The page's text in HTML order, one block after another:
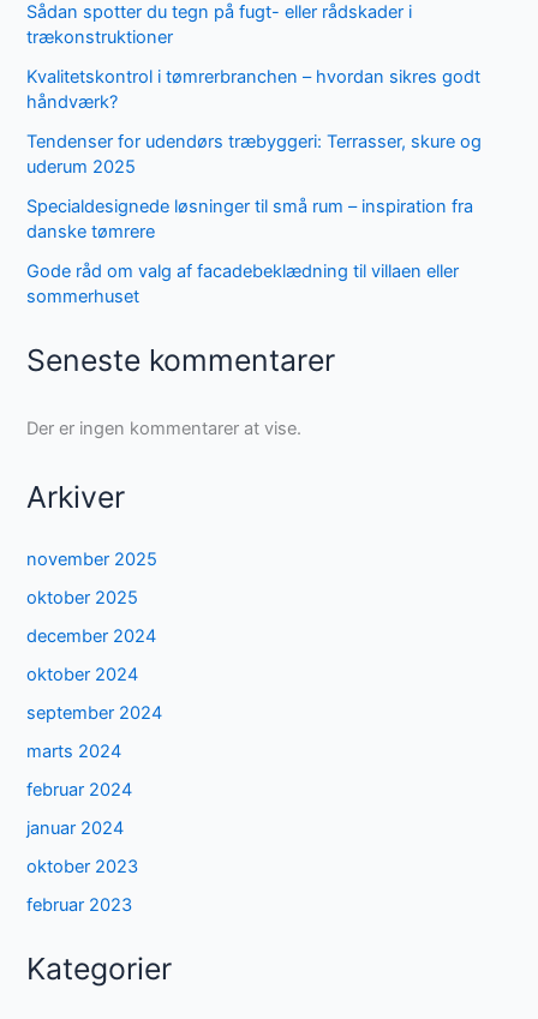
Sådan spotter du tegn på fugt- eller rådskader i
trækonstruktioner
Kvalitetskontrol i tømrerbranchen – hvordan sikres godt
håndværk?
Tendenser for udendørs træbyggeri: Terrasser, skure og
uderum 2025
Specialdesignede løsninger til små rum – inspiration fra
danske tømrere
Gode råd om valg af facadebeklædning til villaen eller
sommerhuset
Seneste kommentarer
Der er ingen kommentarer at vise.
Arkiver
november 2025
oktober 2025
december 2024
oktober 2024
september 2024
marts 2024
februar 2024
januar 2024
oktober 2023
februar 2023
Kategorier